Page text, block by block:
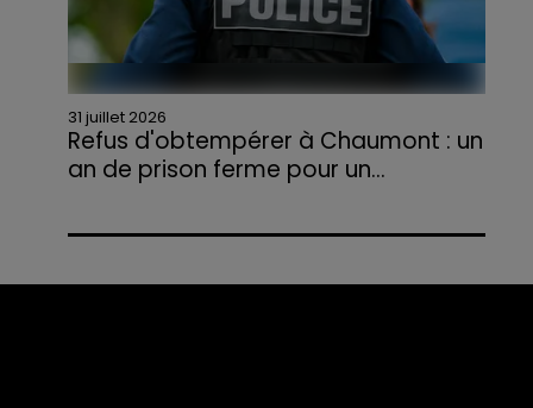
31 juillet 2026
Refus d'obtempérer à Chaumont : un
an de prison ferme pour un...
l'annulation de son permis et la confiscation